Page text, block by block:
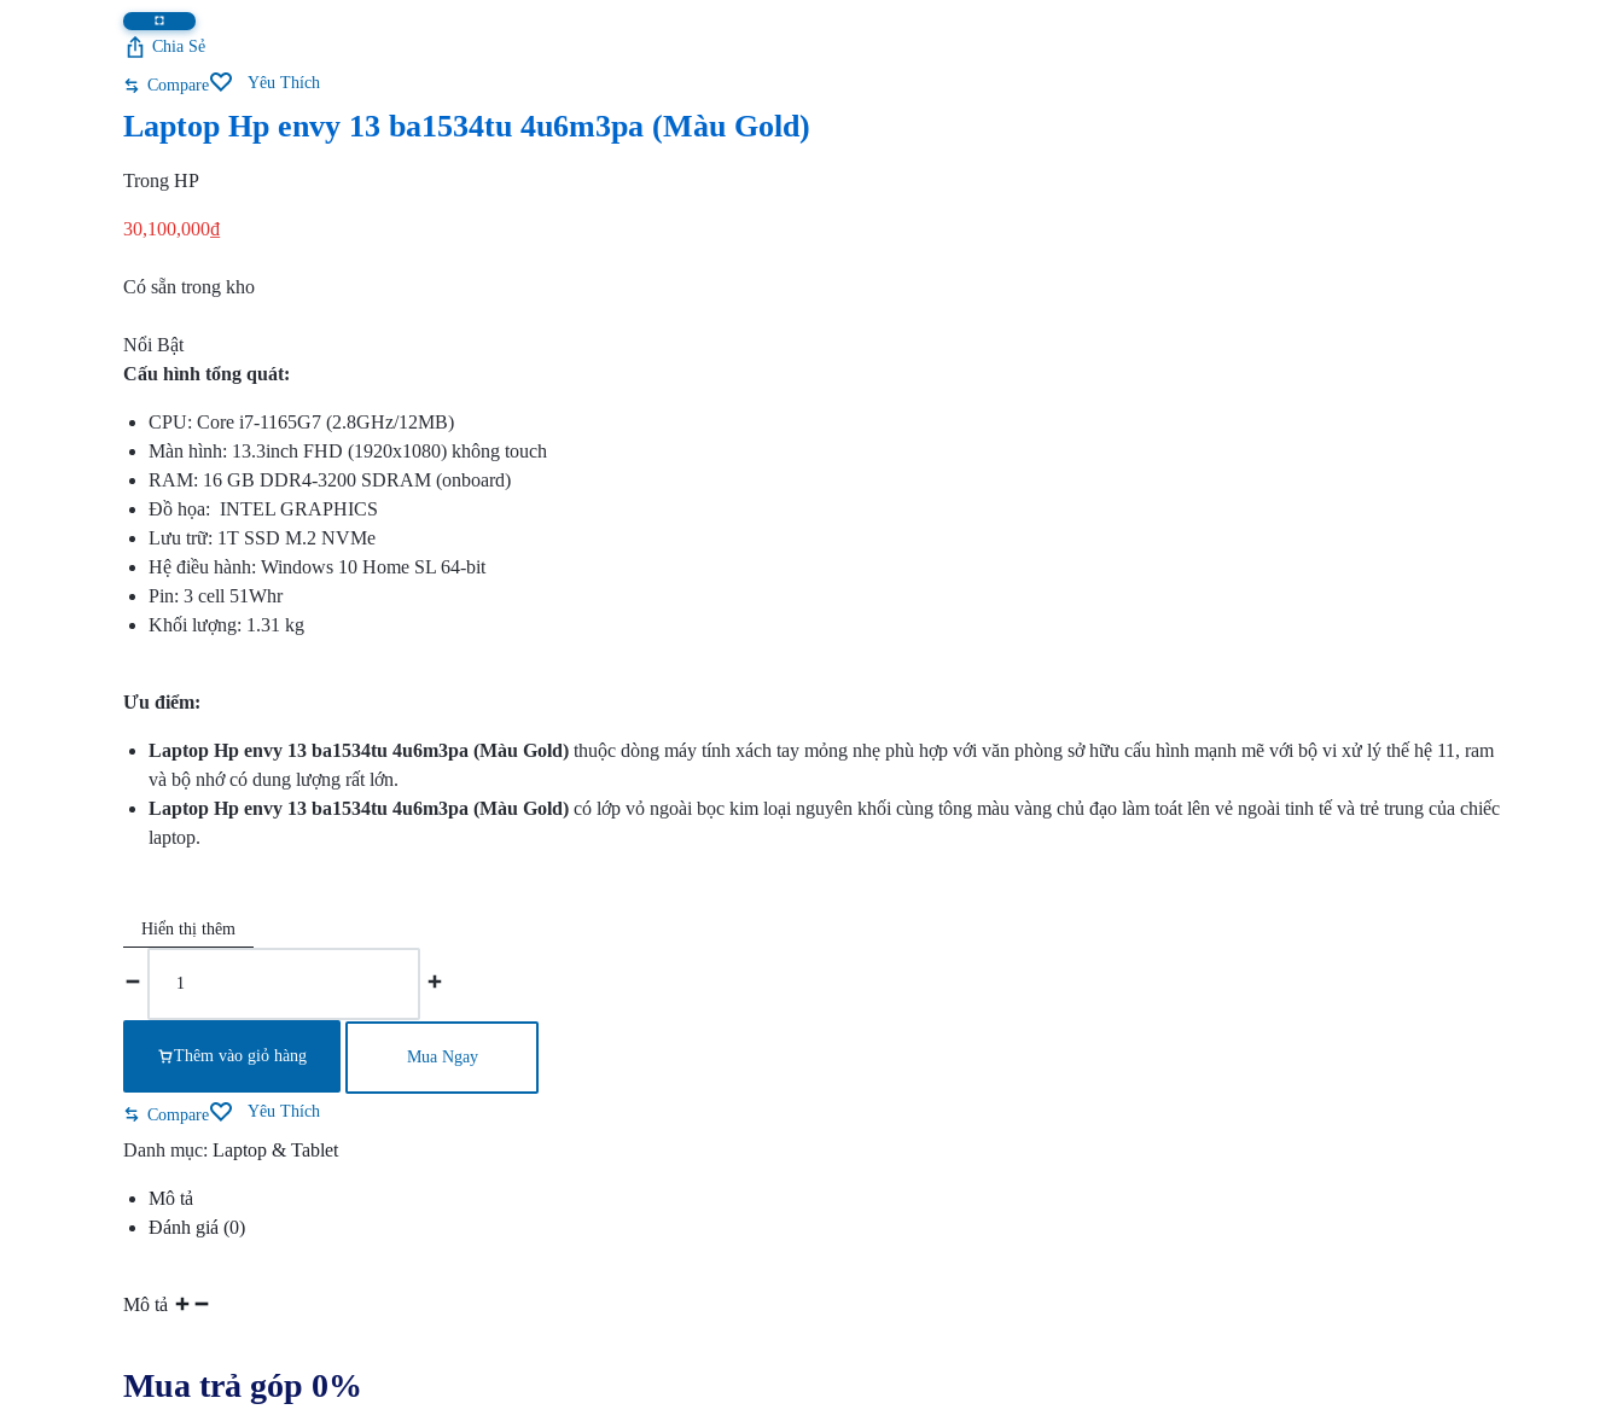
TẦNG
CNTT,
QUẢN
LÝ
KHO
BÃI,
HỆ
THỐNG
CAMERA
GIÁM
SÁT
–
KIỂM
SOÁT
CỬA
CÔNG.CUNG
CẤP
DỊCH
VỤ
BẢO
TRÌ
SOÁT
Chia Sẻ
Compare Yêu Thích
Laptop Hp envy 13 ba1534tu 4u6m3pa (Màu Gold)
Trong HP
30,100,000₫
Có sẵn trong kho
Nổi Bật
Cấu hình tổng quát:
CPU: Core i7-1165G7 (2.8GHz/12MB)
Màn hình: 13.3inch FHD (1920x1080) không touch
RAM: 16 GB DDR4-3200 SDRAM (onboard)
Đồ họa: INTEL GRAPHICS
Lưu trữ: 1T SSD M.2 NVMe
Hệ điều hành: Windows 10 Home SL 64-bit
Pin: 3 cell 51Whr
Khối lượng: 1.31 kg
Ưu điểm:
Laptop Hp envy 13 ba1534tu 4u6m3pa (Màu Gold)thuộc dòng máy tính xách tay mỏng nhẹ phù hợp với văn phòng sở hữu cấu hình mạnh mẽ với bộ vi xử lý thế hệ 11, ram
và bộ nhớ có dung lượng rất lớn.
Laptop Hp envy 13 ba1534tu 4u6m3pa (Màu Gold)có lớp vỏ ngoài bọc kim loại nguyên khối cùng tông màu vàng chủ đạo làm toát lên vẻ ngoài tinh tế và trẻ trung của chiếc
laptop.
Hiển thị thêm
Thêm vào giỏ hàng Mua Ngay
Compare Yêu Thích
Danh mục: Laptop & Tablet
Mô tả
Đánh giá (0)
Mô tả
Mua trả góp 0%